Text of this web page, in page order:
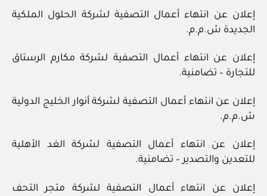
إعلان عن انتهاء أعمال التصفية لشركة الحلول الملكية
الجديدة ش.م.م.
إعلان عن انتهاء أعمال التصفية لشركة مكارم الرستاق
للتجارة – تضامنية.
إعلان عن انتهاء أعمال التصفية لشركة أنوار الخليج الدولية
ش.م.م.
إعلان عن انتهاء أعمال التصفية لشركة الغد الأهلية
للتعدين والتصدير – تضامنية.
إعلان عن انتهاء أعمال التصفية لشركة متجر التحف